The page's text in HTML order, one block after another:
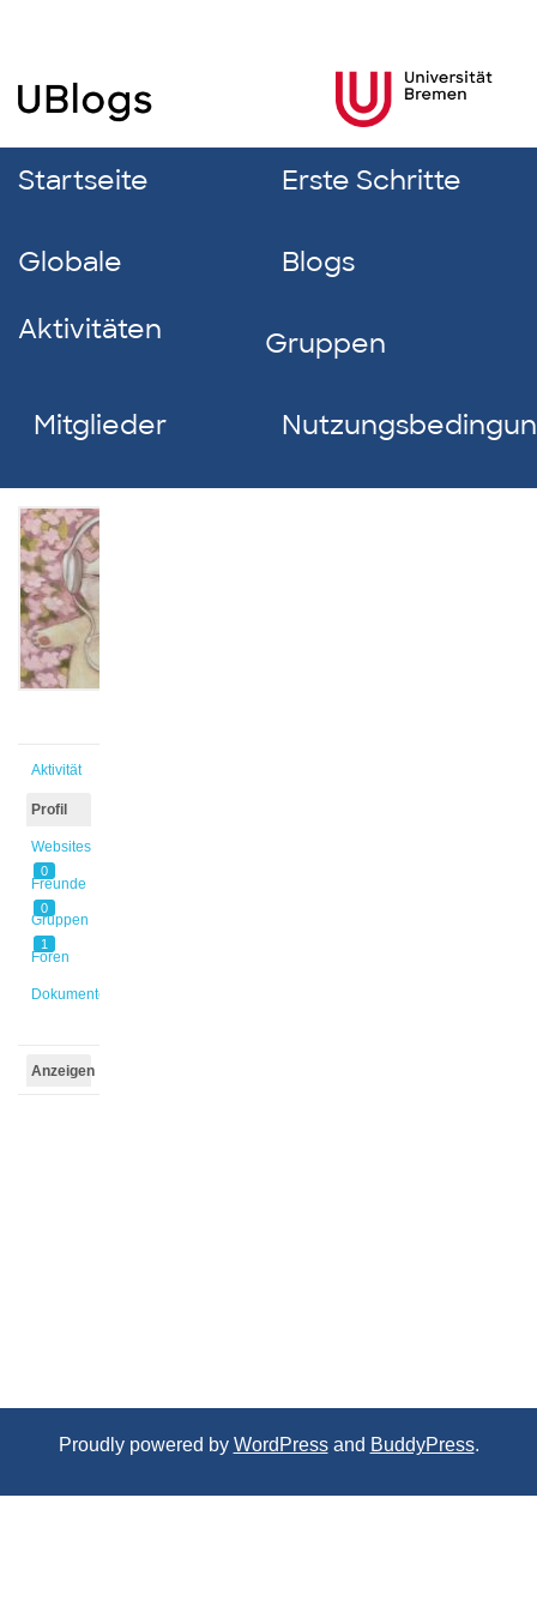
Startseite Erste Schritte
Globale
Aktivitäten
Blogs
Gruppen
Mitglieder
Aktivität
Profil
Websites
0
Freunde
0
Gruppen
1
Foren
Dokumente
Anzeigen
Proudly powered by WordPressand BuddyPress.